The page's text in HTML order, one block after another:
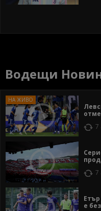
Водещи
7
7
е